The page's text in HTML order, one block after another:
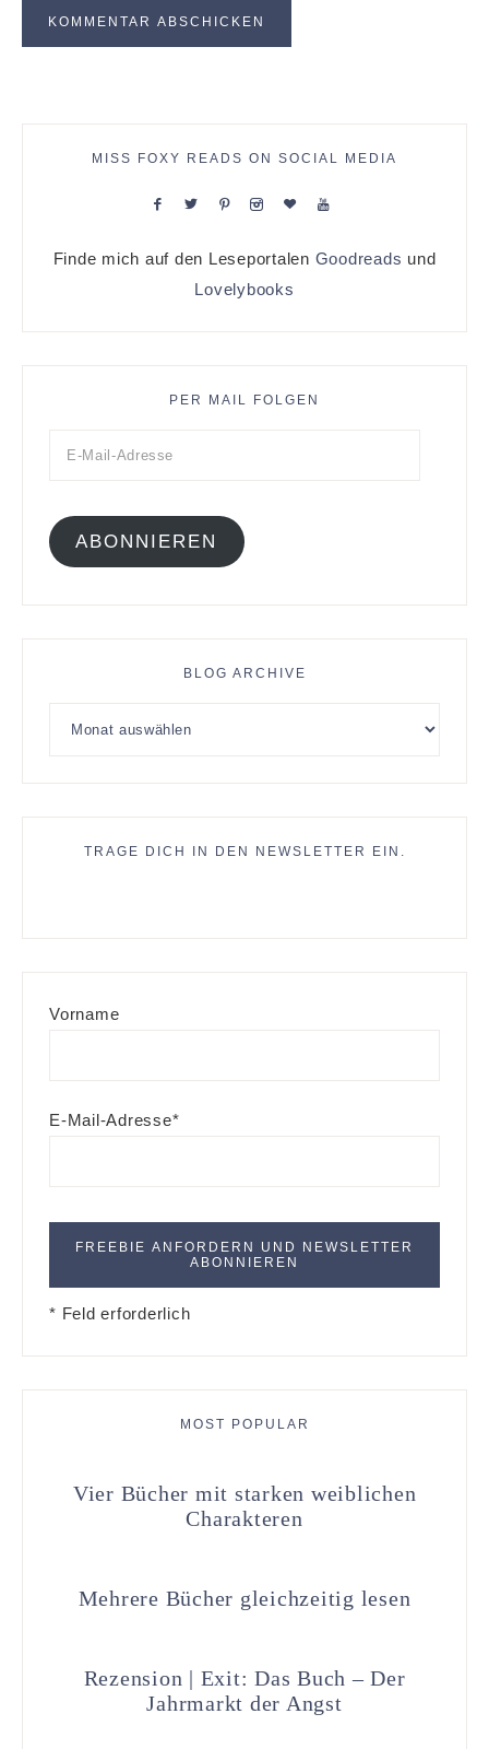
MISS FOXY READS ON SOCIAL MEDIA
Finde mich auf den Leseportalen Goodreads und
Lovelybooks
PER MAIL FOLGEN
ABONNIEREN
BLOG ARCHIVE
TRAGE DICH IN DEN NEWSLETTER EIN.
Vorname
E-Mail-Adresse*
* Feld erforderlich
MOST POPULAR
Vier Bücher mit starken weiblichen
Charakteren
Mehrere Bücher gleichzeitig lesen
Rezension | Exit: Das Buch – Der
Jahrmarkt der Angst